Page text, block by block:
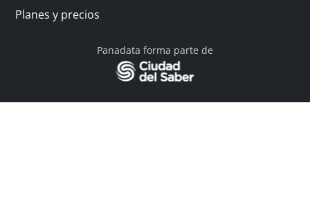
Planes y precios
Panadata forma parte de